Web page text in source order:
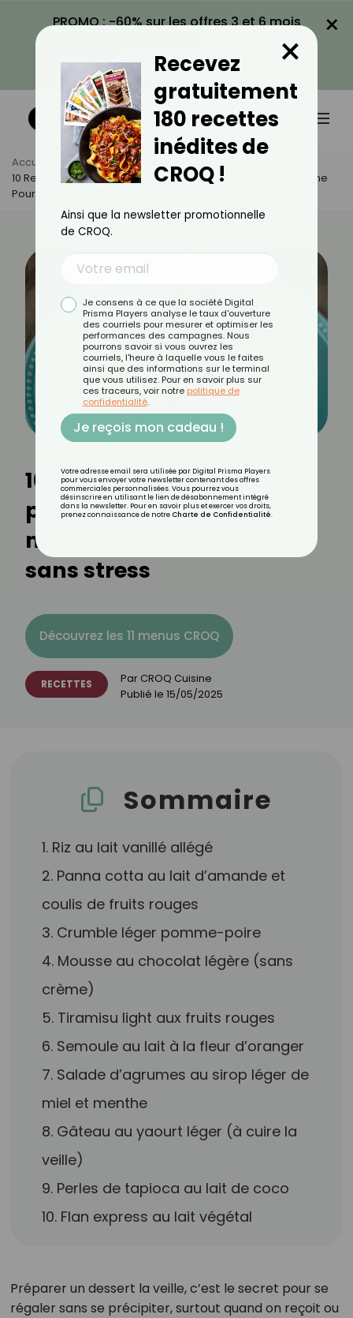
PROMO : -60% sur les offres 3 et 6 mois
VOIR LA PROMO
×
Accueil Actus
Recettes
10 Recettes De Desserts À Préparer La Veille : L’astuce Maligne
Pour Se Régaler Sans Stress
10 recettes de desserts à
préparer la veille : l’astuce
maligne pour se régaler
sans stress
Découvrez les 11 menus CROQ
RECETTES Par CROQ Cuisine
Publié le 15/05/2025
Sommaire
1. Riz au lait vanillé allégé
2. Panna cotta au lait d’amande et
coulis de fruits rouges
3. Crumble léger pomme-poire
4. Mousse au chocolat légère (sans
crème)
5. Tiramisu light aux fruits rouges
6. Semoule au lait à la fleur d’oranger
7. Salade d’agrumes au sirop léger de
miel et menthe
8. Gâteau au yaourt léger (à cuire la
veille)
9. Perles de tapioca au lait de coco
10. Flan express au lait végétal
Préparer un dessert la veille, c’est le secret pour se
régaler sans se précipiter, surtout quand on reçoit ou
Recevez
gratuitement
180 recettes
inédites de
CROQ !
×
Ainsi que la newsletter promotionnelle
de CROQ.
Je consens à ce que la société Digital
Prisma Players analyse le taux d'ouverture
des courriels pour mesurer et optimiser les
performances des campagnes. Nous
pourrons savoir si vous ouvrez les
courriels, l'heure à laquelle vous le faites
ainsi que des informations sur le terminal
que vous utilisez. Pour en savoir plus sur
ces traceurs, voir notre politique de
confidentialité.
Je reçois mon cadeau !
Votre adresse email sera utilisée par Digital Prisma Players
pour vous envoyer votre newsletter contenant des offres
commerciales personnalisées. Vous pourrez vous
désinscrire en utilisant le lien de désabonnement intégré
dans la newsletter. Pour en savoir plus et exercer vos droits,
prenez connaissance de notre Charte de Confidentialité.